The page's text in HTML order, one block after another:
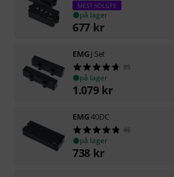
MEST SOLGTE
på lager
677 kr
EMGJ Set
95
på lager
1.079 kr
EMG40DC
46
på lager
738 kr